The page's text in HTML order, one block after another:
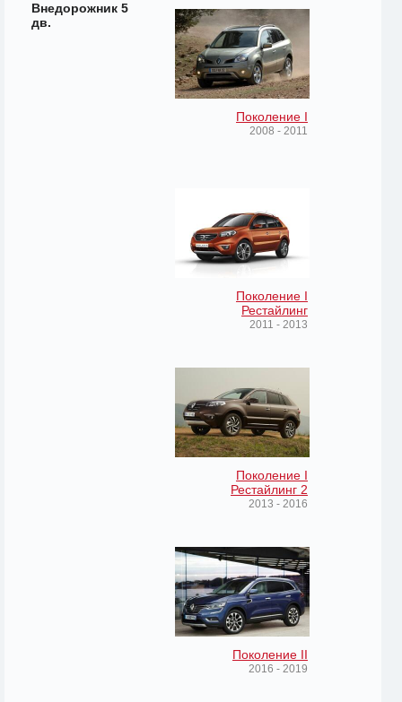
Внедорожник 5
дв.
Поколение I
2008 - 2011
Поколение I
Рестайлинг
2011 - 2013
Поколение I
Рестайлинг 2
2013 - 2016
Поколение II
2016 - 2019